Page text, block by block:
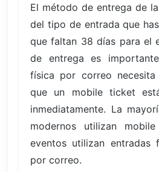
El método de entrega de
del tipo de entrada que
que faltan 38 días para el
de entrega es
física por correo necesita
que un mobile ticket
inmediatamente. La
modernos utilizan
eventos utilizan entradas
por correo.